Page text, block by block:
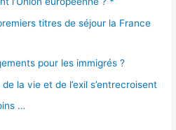
titres de séjour la France
pour les immigrés ?
la vie et de l’exil s’entrecroisent
…